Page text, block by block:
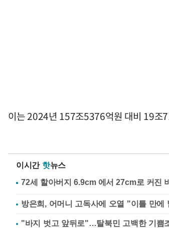
이는 2024년 157조5376억원 대비 19조
이시간 핫뉴스
방은희, 어머니 고독사에 오열 "이틀 만에
"바지 벗고 앞뒤로"…탈북민 고백한 기쁨